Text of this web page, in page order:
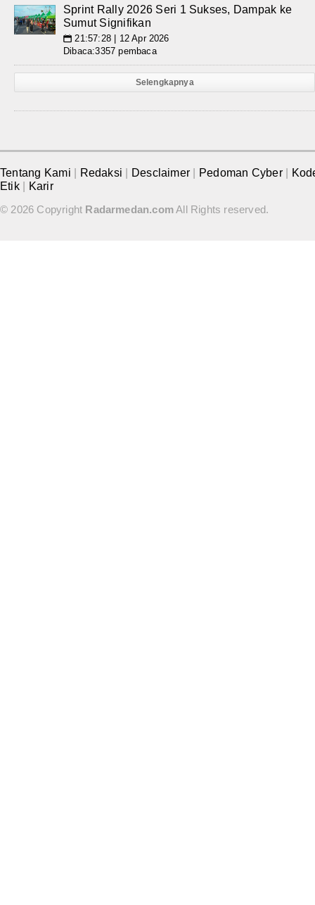
Sprint Rally 2026 Seri 1 Sukses, Dampak ke
Sumut Signifikan
📅 21:57:28 | 12 Apr 2026
Dibaca:3357 pembaca
Selengkapnya
Tentang Kami Redaksi Desclaimer Pedoman Cyber
Etik
Karir
© 2026 Copyright Radarmedan.comAll Rights reserved.